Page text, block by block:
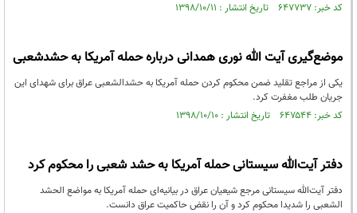
کد خبر: ۶۴۷۷۳۷ تاریخ انتشار : ۱۳۹۸/۱۰/۱۱
موضع‌گیری آیت الله نوری همدانی درباره حمله آمریکا به حشدشعبی
یکی از مراجع تقلید ضمن محکوم کردن حمله آمریکا به حشدالشعبی عراق برای شهدای این
جریان طلب مغفرت کرد.
کد خبر: ۶۴۷۵۴۴ تاریخ انتشار : ۱۳۹۸/۱۰/۱۰
دفتر آیت‌الله سیستانی حمله آمریکا به حشد شعبی را محکوم کرد
دفتر آیت‌الله سیستانی مرجع شیعیان عراق در بیانیه‌ای حمله آمریکا به مواضع الحشد
الشعبی را شدیدا محکوم کرد و آن را نقض حاکمیت عراق دانست.